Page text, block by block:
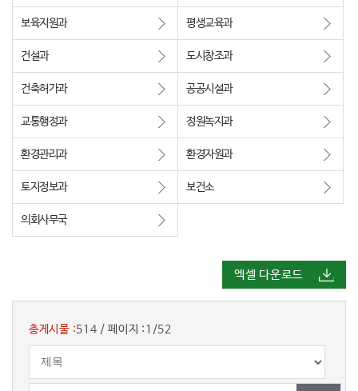
보육지원과 평생교육과
건설과 도시창조과
건축허가과 공공시설과
교통행정과 정원녹지과
환경관리과 환경자원과
토지정보과 보건소
의회사무국
엑셀 다운로드
총게시물 :514 /페이지 :1/52